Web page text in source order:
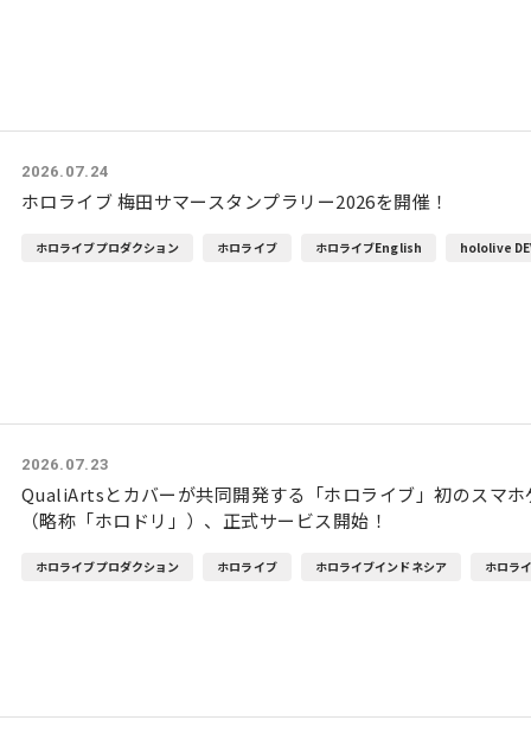
2026.07.24
ホロライブ 梅田サマースタンプラリー2026を開催！
ホロライブプロダクション ホロライブ ホロライブEnglish hololive
2026.07.23
QualiArtsとカバーが共同開発する「ホロライブ」初のスマ
（略称「ホロドリ」）、正式サービス開始！
ホロライブプロダクション ホロライブ ホロライブインドネシア ホロラ